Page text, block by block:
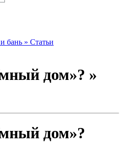
бань » Статьи
дом»? »
дом»?